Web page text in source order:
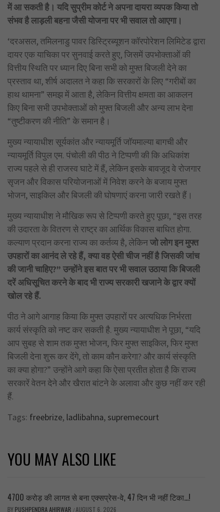
में आ सकती है। यदि सुप्रीम कोर्ट ने अपना दायरा व्यपक किया तो
संभव है लाड़ली बहना जैसी योजना पर भी सवाल तो आएगा।
‘दरअसल, तमिलनाडु पावर डिस्ट्रिब्यूशन कॉरपोरेशन लिमिटेड द्वारा
दायर एक याचिका पर सुनवाई करते हुए, जिसमें उपभोक्ताओं की
वित्तीय स्थिति पर ध्यान दिए बिना सभी को मुफ्त बिजली देने का
प्रस्ताव था, शीर्ष अदालत ने कहा कि सरकारों के लिए “गरीबों का
हाथ थामना” समझ में आता है, लेकिन वित्तीय क्षमता का आकलन
किए बिना सभी उपभोक्ताओं को मुफ्त बिजली और अन्य लाभ देना
“तुष्टीकरण की नीति” के समान है।
मुख्य न्यायाधीश सूर्यकांत और न्यायमूर्ति जॉयमाल्या बागची और
न्यायमूर्ति विपुल एम. पंचोली की पीठ ने टिप्पणी की कि अधिकांश
राज्य पहले से ही राजस्व घाटे में हैं, लेकिन इसके बावजूद वे रोजगार
सृजन और विकास परियोजनाओं में निवेश करने के बजाय मुफ्त
भोजन, साइकिल और बिजली की घोषणाएं करना जारी रखते हैं।
मुख्य न्यायाधीश ने मौखिक रूप से टिप्पणी करते हुए पूछा, “इस तरह
की उदारता के वितरण से राष्ट्र का आर्थिक विकास बाधित होगा.
कल्याण प्रदान करना राज्य का कर्तव्य है, लेकिनजो लोग इन मुफ्त
उपहारों का आनंद ले रहे हैं, क्या वह ऐसी चीज नहीं है जिसकी जांच
की जानी चाहिए?” उन्होंने इस बात पर भी सवाल उठाया कि बिजली
दरें अधिसूचित करने के बाद भी राज्य सरकारी खजाने के द्वार क्यों
खोल रहे हैं.
पीठ ने आगे आगाह किया कि मुफ्त उपहारों पर अत्यधिक निर्भरता
कार्य संस्कृति को नष्ट कर सकती है. मुख्य न्यायाधीश ने पूछा, “यदि
आप सुबह से शाम तक मुफ्त भोजन, फिर मुफ्त साइकिल, फिर मुफ्त
बिजली देना शुरू कर देंगे, तो काम कौन करेगा? और कार्य संस्कृति
का क्या होगा?” उन्होंने आगे कहा कि ऐसा प्रतीत होता है कि राज्य
सरकारें वेतन देने और खैरात बांटने के अलावा और कुछ नहीं कर रही
हैं.
Tags: freebrize, ladlibahna, supremecourt
YOU MAY ALSO LIKE
4700 करोड़ की लागत से बना एक्सप्रेस-वे, 47 दिन भी नहीं टिका…!
BY PUSHPENDRA AHIRWAR /AUGUST 6, 2026